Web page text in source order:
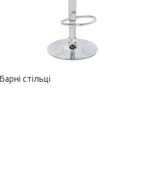
Барні стільці